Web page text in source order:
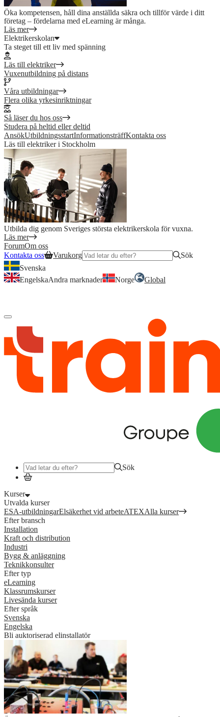
Öka kompetensen, håll dina anställda säkra och tillför värde i ditt
företag – fördelarna med eLearning är många.
Läs mer
Elektrikerskolan
Ta steget till ett liv med spänning
Läs till elektriker
Vuxenutbildning på distans
Våra utbildningar
Flera olika yrkesinriktningar
Så läser du hos oss
Studera på heltid eller deltid
AnsökUtbildningsstartInformationsträffKontakta oss
Läs till elektriker i Stockholm
Utbilda dig genom Sveriges största elektrikerskola för vuxna.
Läs mer
ForumOm oss
Kontakta oss
Varukorg
Sök
Svenska
EngelskaAndra marknader Norge
Global
Sök
Kurser
Utvalda kurser
ESA-utbildningarElsäkerhet vid arbeteATEXAlla kurser
Efter bransch
Installation
Kraft och distribution
Industri
Bygg & anläggning
Teknikkonsulter
Efter typ
eLearning
Klassrumskurser
Livesända kurser
Efter språk
Svenska
Engelska
Bli auktoriserad elinstallatör